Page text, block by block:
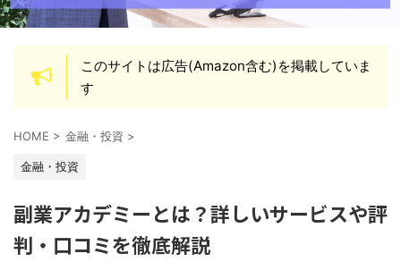
このサイトは広告(Amazon含む)を掲載していま
す
HOME > 金融・投資 >
金融・投資
副業アカデミーとは？詳しいサービスや評
判・口コミを徹底解説